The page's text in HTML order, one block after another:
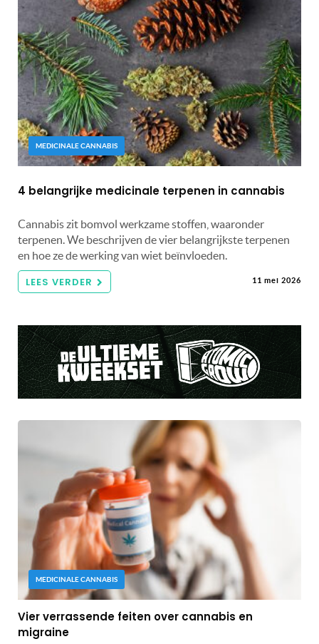
MEDICINALE CANNABIS
4 belangrijke medicinale terpenen in cannabis
Cannabis zit bomvol werkzame stoffen, waaronder
terpenen. We beschrijven de vier belangrijkste terpenen
en hoe ze de werking van wiet beïnvloeden.
LEES VERDER 11 mei 2026
MEDICINALE CANNABIS
Vier verrassende feiten over cannabis en
migraine